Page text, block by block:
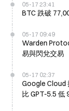
05-17 23:41
BTC 跌破
05-17 09:49
Warden
易與閃兌交易
05-17 02:37
Google Cloud
比 GPT-5.5 低